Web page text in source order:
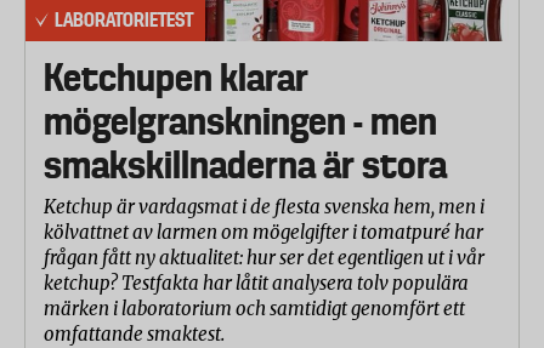
LABORATORIETEST
Ketchupen klarar
mögelgranskningen - men
smakskillnaderna är stora
Ketchup är vardagsmat i de flesta svenska hem, men i
kölvattnet av larmen om mögelgifter i tomatpuré har
frågan fått ny aktualitet: hur ser det egentligen ut i vår
ketchup? Testfakta har låtit analysera tolv populära
märken i laboratorium och samtidigt genomfört ett
omfattande smaktest.